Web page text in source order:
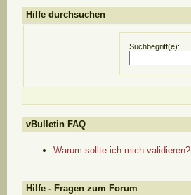
Hilfe durchsuchen
Suchbegriff(e):
vBulletin FAQ
Warum sollte ich mich validieren?
Hilfe - Fragen zum Forum